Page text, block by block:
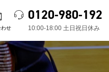
0120-980-192
10:00-18:00 ⼟⽇祝⽇休み
わせ